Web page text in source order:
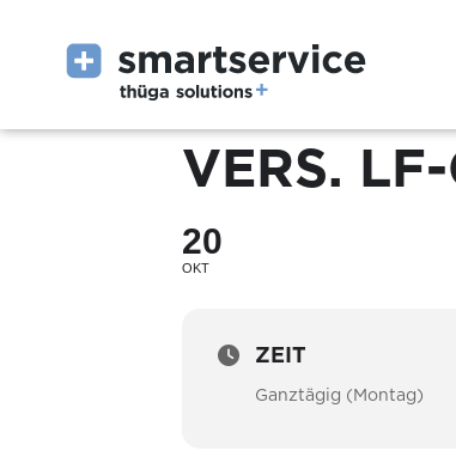
VERS.
20
OKT
ZEIT
Ganztägig (Montag)